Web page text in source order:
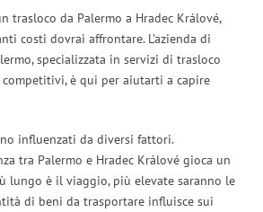
trasloco da Palermo a Hradec Králové,
costi dovrai affrontare. L’azienda di
specializzata in servizi di trasloco
è qui per aiutarti a capire
influenzati da diversi fattori.
tra Palermo e Hradec Králové gioca un
lungo è il viaggio, più elevate saranno le
di beni da trasportare influisce sui